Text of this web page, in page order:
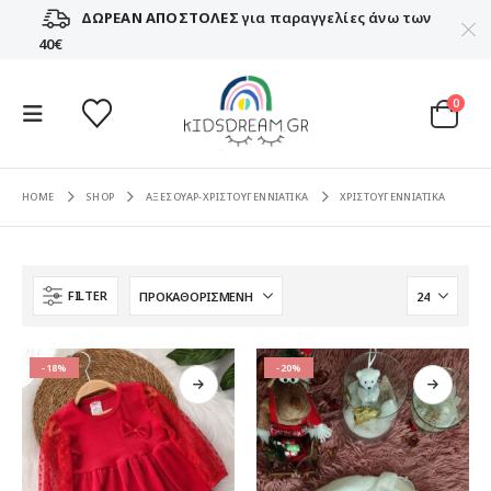
ΔΩΡΕΑΝ ΑΠΟΣΤΟΛΕΣγια παραγγελίες άνω των
40€
0
HOME SHOP ΑΞΕΣΟΥΑΡ-ΧΡΙΣΤΟΥΓΕΝΝΙΑΤΙΚΑ ΧΡΙΣΤΟΥΓΕΝΝΙΑΤΙΚΑ
FILTER
-18% -20%